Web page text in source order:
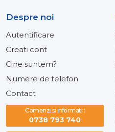
Despre noi
Autentificare
Creati cont
Cine suntem?
Numere de telefon
Contact
Comenzi si informatii:
0738 793 740